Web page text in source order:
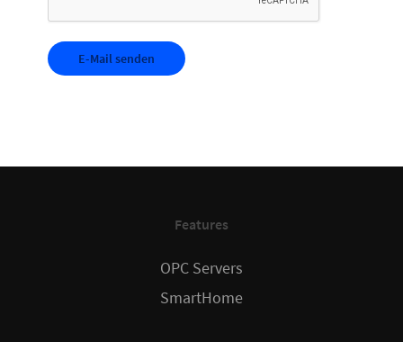
E-Mail senden
Features
OPC Servers
SmartHome